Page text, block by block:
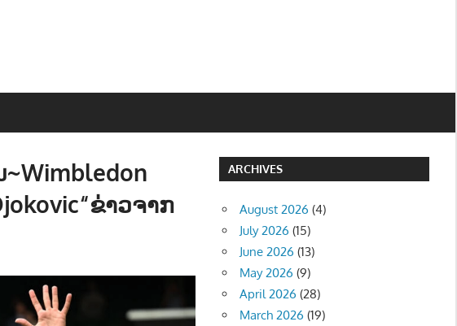
~Wimbledon
ຂ່າວຈາກ
ARCHIVES
August 2026 (4)
July 2026 (15)
June 2026 (13)
May 2026 (9)
April 2026 (28)
March 2026 (19)